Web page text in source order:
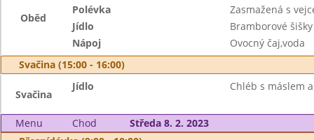
Oběd
Polévka
Zasmažená s
Jídlo
Bramborové
Nápoj
Ovocný čaj,voda
Svačina (15:00 - 16:00)
Svačina
Jídlo Chléb s máslem
Menu Chod
Středa 8. 2. 2023